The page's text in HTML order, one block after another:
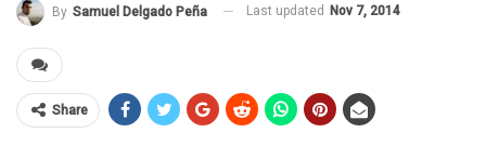
By Samuel Delgado Peña Last updated Nov 7, 2014
Share